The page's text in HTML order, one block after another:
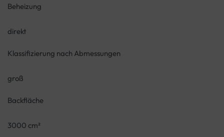
Beheizung
direkt
Klassifizierung nach Abmessungen
groß
Backfläche
3000 cm²